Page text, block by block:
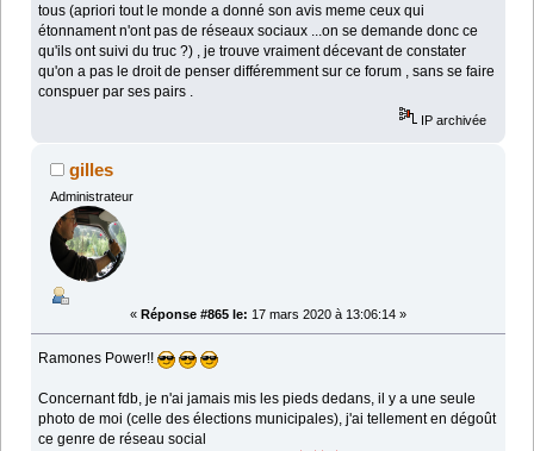
tous (apriori tout le monde a donné son avis meme ceux qui
étonnament n'ont pas de réseaux sociaux ...on se demande donc ce
qu'ils ont suivi du truc ?) , je trouve vraiment décevant de constater
qu'on a pas le droit de penser différemment sur ce forum , sans se faire
conspuer par ses pairs .
IP archivée
gilles
Administrateur
« Réponse #865 le: 17 mars 2020 à 13:06:14 »
Ramones Power!!
Concernant fdb, je n'ai jamais mis les pieds dedans, il y a une seule
photo de moi (celle des élections municipales), j'ai tellement en dégoût
ce genre de réseau social